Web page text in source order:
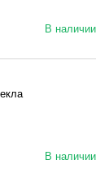
В наличии
В наличии